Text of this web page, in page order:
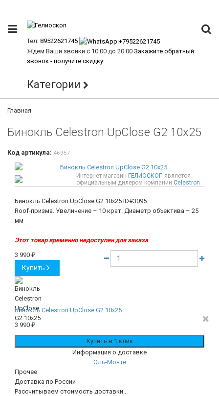
Тел: 89522621745
Ждем Ваши звонки с 10:00 до 20:00 Закажите обратный
звонок - получите скидку
Категории
Главная
Бинокль Celestron UpClose G2 10x25
Код артикула: 46957
Интернет-магазин ГЕЛИОСКОП является
официальным дилером компании Celestron
Бинокль Celestron UpClose G2 10x25 ID#3095
Roof-призма. Увеличение – 10 крат. Диаметр объектива – 25
мм
Этот товар временно недоступен для заказа
3 990 ₽
Купить
Бинокль Celestron UpClose G2 10x25
3 990 ₽
Информация о доставке
Эль-Монте
Прочее
Доставка по России
Рассчитываем стоимость доставки...